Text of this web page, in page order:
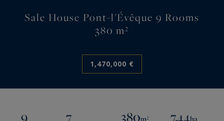
Sale House Pont-l'Évêque 9 Rooms
380 m²
1,470,000 €
9 7 380m² 7.44ha